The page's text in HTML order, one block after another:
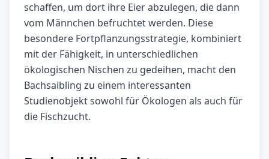
schaffen, um dort ihre Eier abzulegen, die dann
vom Männchen befruchtet werden. Diese
besondere Fortpflanzungsstrategie, kombiniert
mit der Fähigkeit, in unterschiedlichen
ökologischen Nischen zu gedeihen, macht den
Bachsaibling zu einem interessanten
Studienobjekt sowohl für Ökologen als auch für
die Fischzucht.